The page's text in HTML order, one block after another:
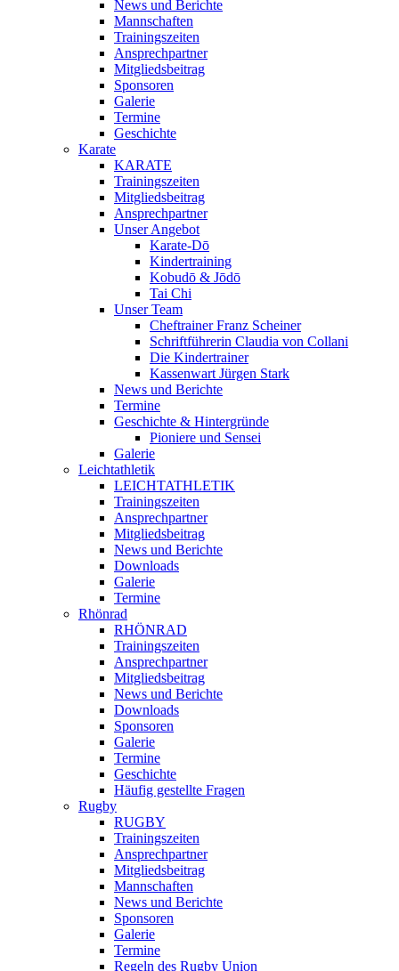
News und Berichte
Mannschaften
Trainingszeiten
Ansprechpartner
Mitgliedsbeitrag
Sponsoren
Galerie
Termine
Geschichte
Karate
KARATE
Trainingszeiten
Mitgliedsbeitrag
Ansprechpartner
Unser Angebot
Karate-Dō
Kindertraining
Kobudō & Jōdō
Tai Chi
Unser Team
Cheftrainer Franz Scheiner
Schriftführerin Claudia von Collani
Die Kindertrainer
Kassenwart Jürgen Stark
News und Berichte
Termine
Geschichte & Hintergründe
Pioniere und Sensei
Galerie
Leichtathletik
LEICHTATHLETIK
Trainingszeiten
Ansprechpartner
Mitgliedsbeitrag
News und Berichte
Downloads
Galerie
Termine
Rhönrad
RHÖNRAD
Trainingszeiten
Ansprechpartner
Mitgliedsbeitrag
News und Berichte
Downloads
Sponsoren
Galerie
Termine
Geschichte
Häufig gestellte Fragen
Rugby
RUGBY
Trainingszeiten
Ansprechpartner
Mitgliedsbeitrag
Mannschaften
News und Berichte
Sponsoren
Galerie
Termine
Regeln des Rugby Union